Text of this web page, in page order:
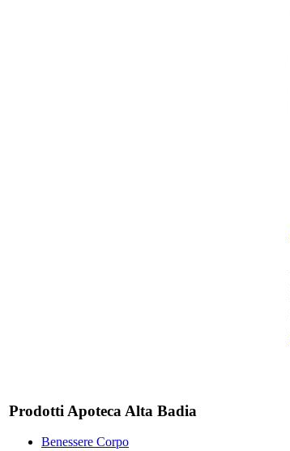
Prodotti Apoteca Alta Badia
Benessere Corpo